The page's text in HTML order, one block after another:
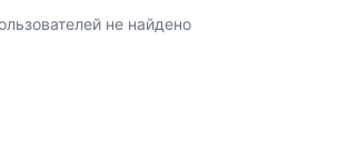
не найдено